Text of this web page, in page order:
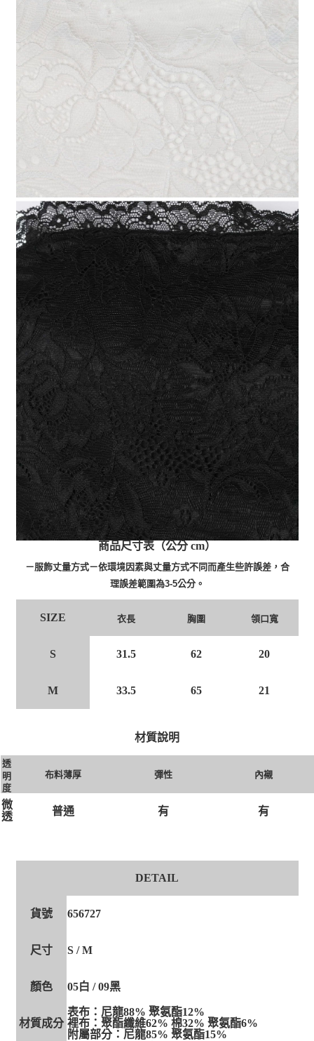
商品尺寸表（公分 cm）
－服飾丈量方式－依環境因素與丈量方式不同而產生些許誤差，合
理誤差範圍為3-5公分。
SIZE 衣長 胸圍 領口寬
S 31.5 62 20
M 33.5 65 21
材質說明
透
明
度
布料薄厚 彈性 內襯
微
透
普通 有 有
DETAIL
貨號 656727
尺寸 S / M
顏色 05白 / 09黑
材質成分
表布：尼龍88% 聚氨酯12%
裡布：聚酯纖維62% 棉32% 聚氨酯6%
附屬部分：尼龍85% 聚氨酯15%